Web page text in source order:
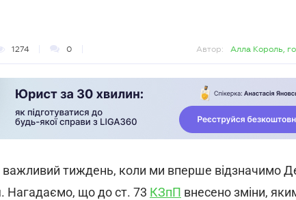
1274 0 Автор: Алла Король,
важливий тиждень, коли ми вперше відзначимо
Нагадаємо, що до ст. 73 КЗпП внесено зміни,